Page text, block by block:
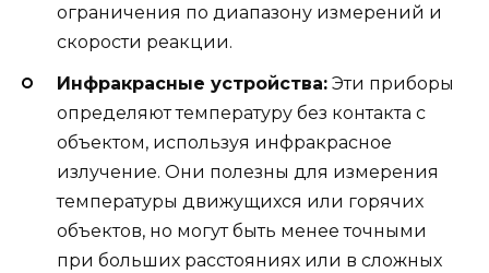
ограничения по диапазону измерений и
скорости реакции.
Инфракрасные устройства: Эти приборы
определяют температуру без контакта с
объектом, используя инфракрасное
излучение. Они полезны для измерения
температуры движущихся или горячих
объектов, но могут быть менее точными
при больших расстояниях или в сложных